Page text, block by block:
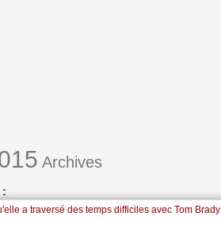
Archives
:
a traversé des temps difficiles avec Tom Brady